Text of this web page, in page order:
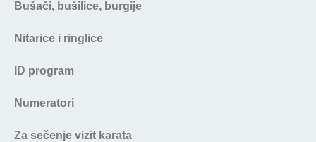
Bušači, bušilice, burgije
Nitarice i ringlice
ID program
Numeratori
Za sečenje vizit karata